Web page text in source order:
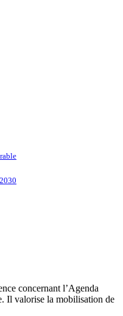
concernant l’Agenda
Il valorise la mobilisation de